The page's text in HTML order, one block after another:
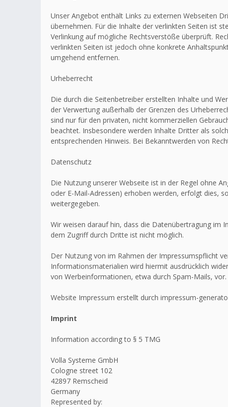
Unser Angebot enthält Links zu externen Webseiten
übernehmen. Für die Inhalte der verlinkten Seiten ist
Verlinkung auf mögliche Rechtsverstöße überprüft.
verlinkten Seiten ist jedoch ohne konkrete
umgehend entfernen.
Urheberrecht
Die durch die Seitenbetreiber erstellten Inhalte und
der Verwertung außerhalb der Grenzen des
sind nur für den privaten, nicht kommerziellen
beachtet. Insbesondere werden Inhalte Dritter als
entsprechenden Hinweis. Bei Bekanntwerden von
Datenschutz
Die Nutzung unserer Webseite ist in der Regel ohne
oder E-Mail-Adressen) erhoben werden, erfolgt dies,
weitergegeben.
Wir weisen darauf hin, dass die Datenübertragung im
dem Zugriff durch Dritte ist nicht möglich.
Der Nutzung von im Rahmen der Impressumspflicht
Informationsmaterialien wird hiermit ausdrücklich
von Werbeinformationen, etwa durch Spam-Mails, vor.
Website Impressum erstellt durch impressum-
Imprint
Information according to § 5 TMG
Volla Systeme GmbH
Cologne street 102
42897 Remscheid
Germany
Represented by: